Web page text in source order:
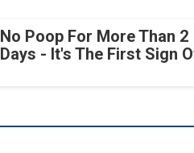
No Poop For More Than 2
Days - It's The First Sign